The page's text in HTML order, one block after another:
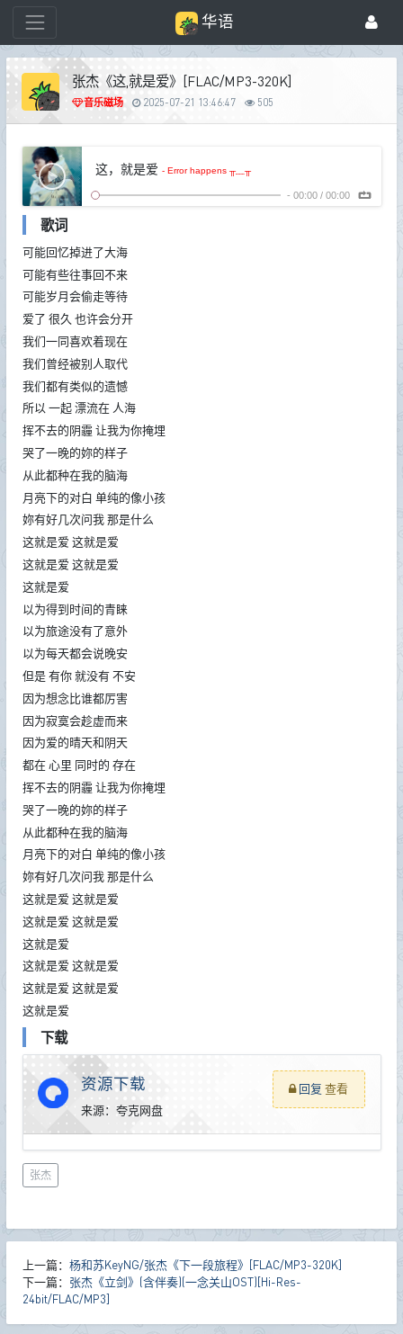
华语
张杰《这,就是爱》[FLAC/MP3-320K]
音乐磁场 2025-07-21 13:46:47 505
这，就是爱 - Error happens ╥﹏╥
- 00:00/ 00:00
歌词
可能回忆掉进了大海
可能有些往事回不来
可能岁月会偷走等待
爱了 很久 也许会分开
我们一同喜欢着现在
我们曾经被别人取代
我们都有类似的遗憾
所以 一起 漂流在 人海
挥不去的阴霾 让我为你掩埋
哭了一晚的妳的样子
从此都种在我的脑海
月亮下的对白 单纯的像小孩
妳有好几次问我 那是什么
这就是爱 这就是爱
这就是爱 这就是爱
这就是爱
以为得到时间的青睐
以为旅途没有了意外
以为每天都会说晚安
但是 有你 就没有 不安
因为想念比谁都厉害
因为寂寞会趁虚而来
因为爱的晴天和阴天
都在 心里 同时的 存在
挥不去的阴霾 让我为你掩埋
哭了一晚的妳的样子
从此都种在我的脑海
月亮下的对白 单纯的像小孩
妳有好几次问我 那是什么
这就是爱 这就是爱
这就是爱 这就是爱
这就是爱
这就是爱 这就是爱
这就是爱 这就是爱
这就是爱
下载
资源下载
来源：夸克网盘
回复查看
张杰
上一篇： 杨和苏KeyNG/张杰《下一段旅程》[FLAC/MP3-320K]
下一篇： 张杰《立剑》(含伴奏)(一念关山OST)[Hi-Res-
24bit/FLAC/MP3]